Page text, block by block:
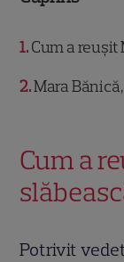
1 Cum a reușit
2 Mara
Cum a
Potrivit